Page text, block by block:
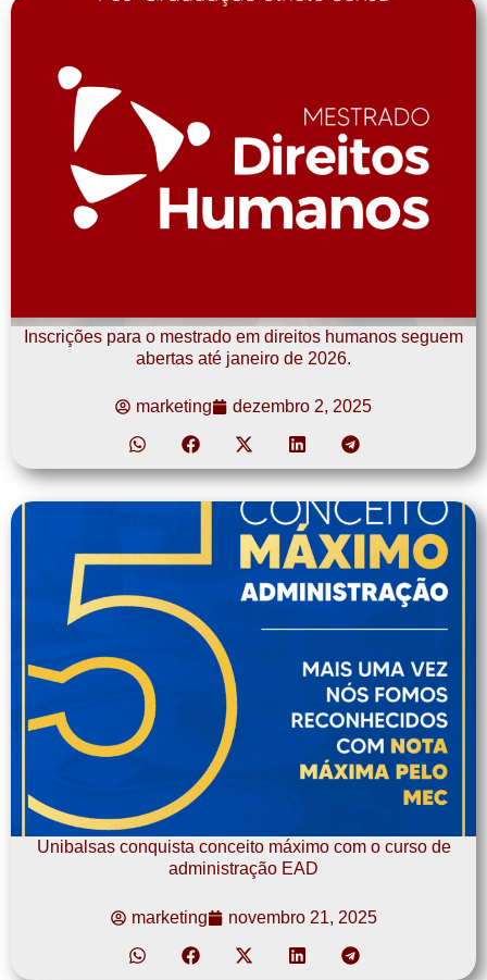
Inscrições para o mestrado em direitos humanos seguem
abertas até janeiro de 2026.
marketing dezembro 2, 2025
Unibalsas conquista conceito máximo com o curso de
administração EAD
marketing novembro 21, 2025